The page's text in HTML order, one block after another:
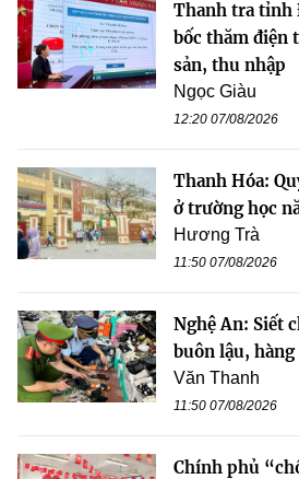
Thanh tra tỉnh
bốc thăm điện
sản, thu nhập
Ngọc Giàu
12:20 07/08/2026
Thanh Hóa:
ở trường học
Hương Trà
11:50 07/08/2026
Nghệ An: Siết
buôn lậu, hàng
Văn Thanh
11:50 07/08/2026
Chính phủ